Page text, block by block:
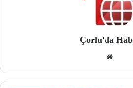
Çorlu'da
site